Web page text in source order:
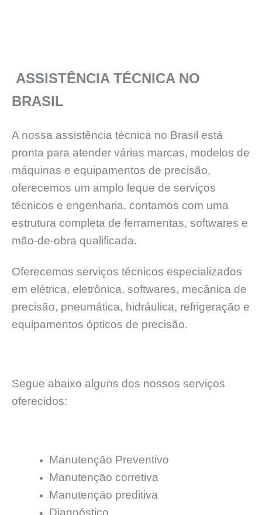
ASSISTÊNCIA TÉCNICA NO
BRASIL
A nossa assistência técnica no Brasil está
pronta para atender várias marcas, modelos de
máquinas e equipamentos de precisão,
oferecemos um amplo leque de serviços
técnicos e engenharia, contamos com uma
estrutura completa de ferramentas, softwares e
mão-de-obra qualificada.
Oferecemos serviços técnicos especializados
em elétrica, eletrônica, softwares, mecânica de
precisão, pneumática, hidráulica, refrigeração e
equipamentos ópticos de precisão.
Segue abaixo alguns dos nossos serviços
oferecidos:
Manutençāo Preventivo
Manutençāo corretiva
Manutençāo preditiva